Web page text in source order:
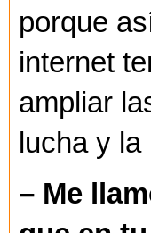
porque
internet
ampliar
lucha y
– Me